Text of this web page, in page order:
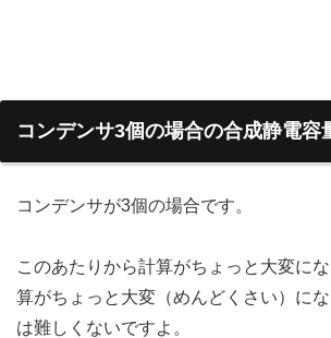
コンデンサ3個の場合の合成静電容
コンデンサが3個の場合です。
このあたりから計算がちょっと大変に
算がちょっと大変（めんどくさい）に
は難しくないですよ。